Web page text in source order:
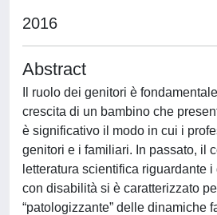
2016
Abstract
Il ruolo dei genitori è
crescita di un bambino che
è significativo il modo in cui i
genitori e i familiari. In passato, il
letteratura scientifica riguardante
con disabilità si è caratterizzato
“patologizzante” delle dinamiche